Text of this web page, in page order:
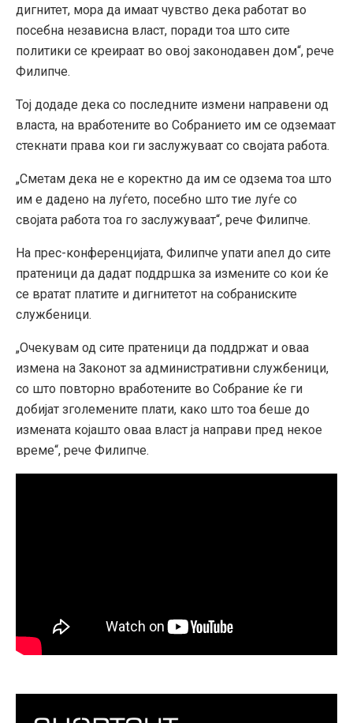
дигнитет, мора да имаат чувство дека работат во
посебна независна власт, поради тоа што сите
политики се креираат во овој законодавен дом“, рече
Филипче.
Тој додаде дека со последните измени направени од
власта, на вработените во Собранието им се одземаат
стекнати права кои ги заслужуваат со својата работа.
„Сметам дека не е коректно да им се одзема тоа што
им е дадено на луѓето, посебно што тие луѓе со
својата работа тоа го заслужуваат“, рече Филипче.
На прес-конференцијата, Филипче упати апел до сите
пратеници да дадат поддршка за измените со кои ќе
се вратат платите и дигнитетот на собраниските
службеници.
„Очекувам од сите пратеници да поддржат и оваа
измена на Законот за административни службеници,
со што повторно вработените во Собрание ќе ги
добијат зголемените плати, како што тоа беше до
измената којашто оваа власт ја направи пред некое
време“, рече Филипче.